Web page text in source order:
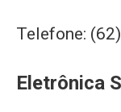
Telefone:
Eletrônica